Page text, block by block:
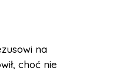
na
choć nie